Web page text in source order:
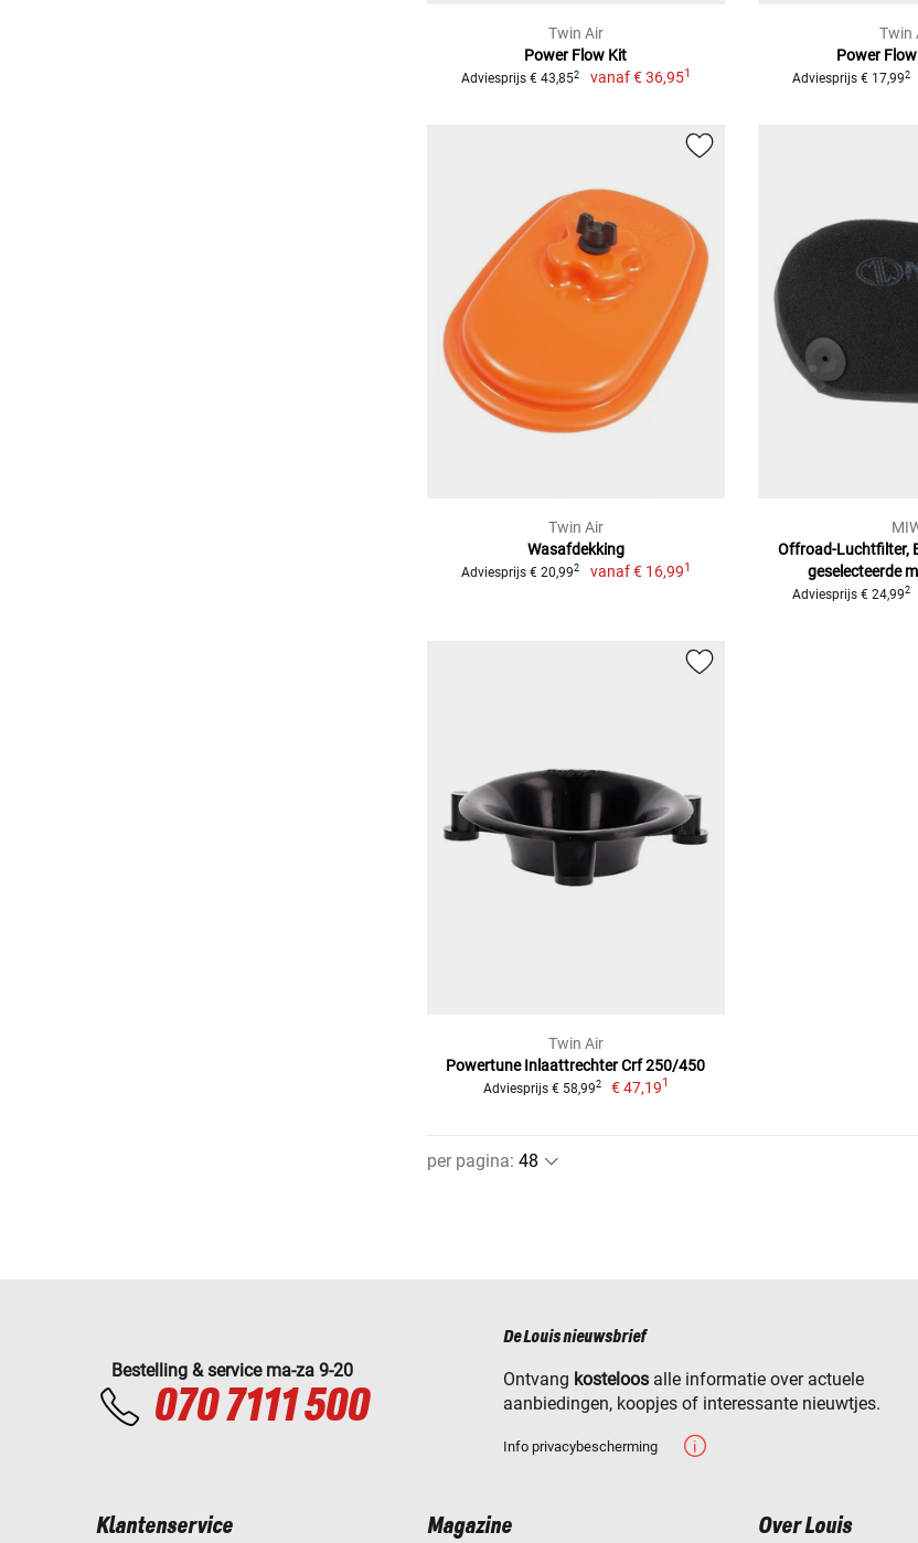
Twin Air
Power Flow Kit
Adviesprijs € 43,852 vanaf€ 36,951
Twin
Power
Adviesprijs € 17,992
Twin Air
Wasafdekking
Adviesprijs € 20,992 vanaf€ 16,991
Offroad-Luchtfilter,
geselecteerde
Adviesprijs € 24,992
Twin Air
Powertune Inlaattrechter Crf 250/450
Adviesprijs € 58,992 € 47,191
per pagina:
Bestelling & service ma-za 9-20
070 7111 500
De Louis nieuwsbrief
Ontvang kosteloos alle informatie over actuele
aanbiedingen, koopjes of interessante nieuwtjes.
Info privacybescherming
Klantenservice Magazine Over Louis